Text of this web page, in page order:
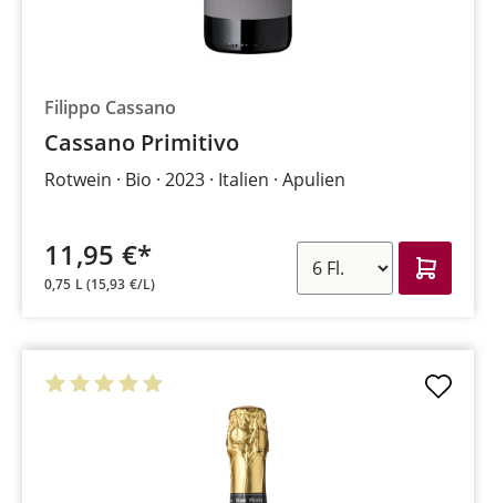
Filippo Cassano
Cassano Primitivo
Rotwein Bio 2023 Italien Apulien
11,95 €*
0,75 L(15,93 €/L)